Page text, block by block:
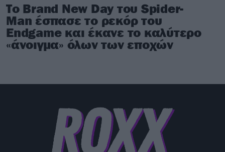
Το Brand New Day του Spider-
Man έσπασε το ρεκόρ του
Endgame και έκανε το καλύτερο
«άνοιγμα» όλων των εποχών